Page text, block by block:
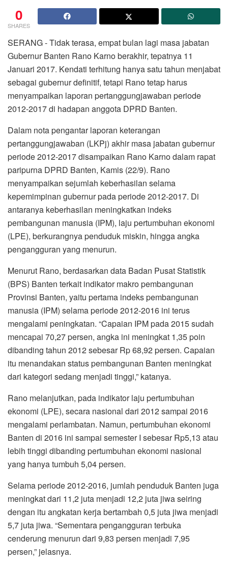
0
SHARES
SERANG -‎ Tidak terasa, empat bulan lagi masa jabatan
Gubernur Banten Rano Karno berakhir, tepatnya 11
Januari 2017. Kendati terhitung hanya satu tahun menjabat
sebagai gubernur definitif, tetapi Rano tetap harus
menyampaikan laporan pertanggungjawaban periode
2012-2017 di hadapan anggota DPRD Banten.
Dalam nota pengantar laporan keterangan
pertanggungjawaban (LKPj) akhir masa jabatan gubernur
periode 2012-2017 disampaikan Rano Karno dalam rapat
paripurna DPRD Banten, Kamis (22/9). Rano
menyampaikan sejumlah keberhasilan selama
kepemimpinan gubernur pada periode 2012-2017. Di
antaranya keberhasilan meningkatkan indeks
pembangunan manusia (IPM), laju pertumbuhan ekonomi
(LPE), berkurangnya penduduk miskin, hingga angka
pengangguran yang menurun.
Menurut Rano, berdasarkan data Badan Pusat Statistik
(BPS) Banten terkait indikator makro pembangunan
Provinsi Banten, yaitu pertama indeks pembangunan
manusia (IPM) selama periode 2012-2016 ini terus
mengalami peningkatan. “Capaian IPM pada 2015 sudah
mencapai 70,27 persen, angka ini meningkat 1,35 poin
dibanding tahun 2012 sebesar Rp 68,92 persen. Capaian
itu menandakan status pembangunan Banten meningkat
dari kategori sedang menjadi tinggi,” katanya.
Rano melanjutkan, pada indikator laju pertumbuhan
ekonomi (LPE), secara nasional dari 2012 sampai 2016
mengalami perlambatan. Namun, pertumbuhan ekonomi
Banten di 2016 ini sampai semester I sebesar Rp5,13 atau
lebih tinggi dibanding pertumbuhan ekonomi nasional
yang hanya tumbuh 5,04 persen.
Selama periode 2012-2016, jumlah penduduk Banten juga
meningkat dari 11,2 juta menjadi 12,2 juta jiwa seiring
dengan itu angkatan kerja bertambah 0,5 juta jiwa menjadi
5,7 juta jiwa.‎ “Sementara pengangguran terbuka
cenderung menurun dari 9,83 persen menjadi 7,95
persen,” jelasnya.